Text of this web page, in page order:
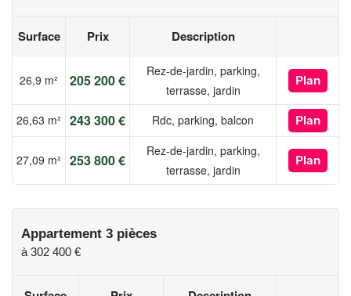
Surface Prix Description
26,9 m² 205 200 €
Rez-de-jardin, parking,
terrasse, jardin
Plan
26,63 m² 243 300 € Rdc, parking, balcon Plan
27,09 m² 253 800 €
Rez-de-jardin, parking,
terrasse, jardin
Plan
Appartement 3 pièces
à 302 400 €